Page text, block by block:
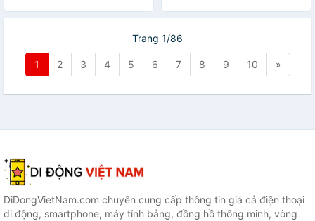
TAI NGHE TS-2260
k200
Trang 1/86
1 2 3 4 5 6 7 8 9 10 »
DiDongVietNam.com chuyên cung cấp thông tin giá cả điện thoại
di động, smartphone, máy tính bảng, đồng hồ thông minh, vòng